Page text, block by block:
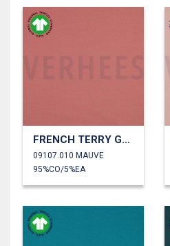
FRENCH TERRY GOTS
09107.010 MAUVE
95%CO/5%EA